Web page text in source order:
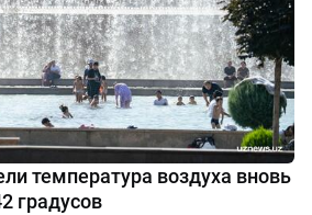
температура воздуха вновь
градусов